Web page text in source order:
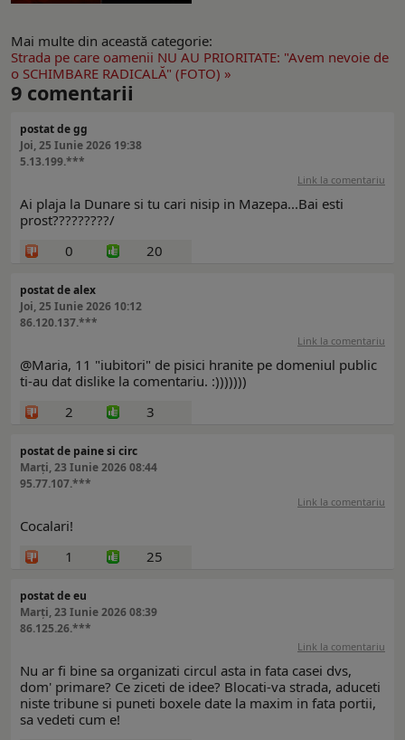
Mai multe din această categorie:
Strada pe care oamenii NU AU PRIORITATE: "Avem nevoie de
o SCHIMBARE RADICALĂ" (FOTO) »
9 comentarii
postat de gg
Joi, 25 Iunie 2026 19:38
5.13.199.***
Link la comentariu
Ai plaja la Dunare si tu cari nisip in Mazepa...Bai esti
prost?????????/
0
20
postat de alex
Joi, 25 Iunie 2026 10:12
86.120.137.***
Link la comentariu
@Maria, 11 "iubitori" de pisici hranite pe domeniul public
ti-au dat dislike la comentariu. :)))))))
2
3
postat de paine si circ
Marți, 23 Iunie 2026 08:44
95.77.107.***
Link la comentariu
Cocalari!
1
25
postat de eu
Marți, 23 Iunie 2026 08:39
86.125.26.***
Link la comentariu
Nu ar fi bine sa organizati circul asta in fata casei dvs,
dom' primare? Ce ziceti de idee? Blocati-va strada, aduceti
niste tribune si puneti boxele date la maxim in fata portii,
sa vedeti cum e!